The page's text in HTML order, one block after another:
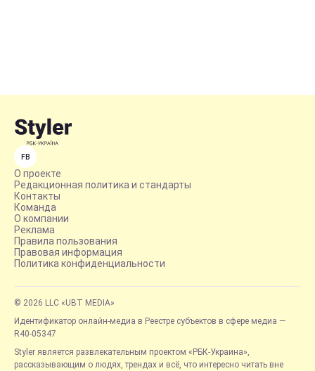
FB
О проекте
Редакционная политика и стандарты
Контакты
Команда
О компании
Реклама
Правила пользования
Правовая информация
Политика конфиденциальности
© 2026 LLC «UBT MEDIA»
Идентификатор онлайн-медиа в Реестре субъектов в сфере медиа —
R40-05347
Styler является развлекательным проектом «РБК-Украина»,
рассказывающим о людях, трендах и всё, что интересно читать вне